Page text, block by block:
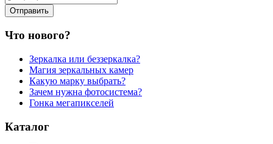
Что нового?
Зеркалка или беззеркалка?
Магия зеркальных камер
Какую марку выбрать?
Зачем нужна фотосистема?
Гонка мегапикселей
Каталог